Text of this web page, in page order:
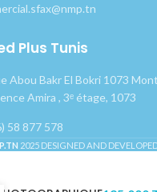
Plus Tunis
Abou Bakr El Bokri 1073
Amira , 3ᵉ étage, 1073
58 877 578
2025 DESIGNED AND